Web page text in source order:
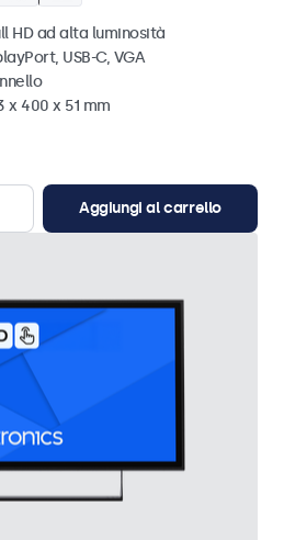
HD ad alta luminosità
USB-C, VGA
x 400 x 51 mm
Aggiungi al carrello